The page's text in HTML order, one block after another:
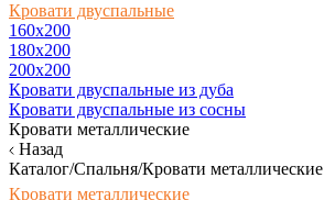
Кровати двуспальные
160х200
180x200
200x200
Кровати двуспальные из дуба
Кровати двуспальные из сосны
Кровати металлические
Назад
Каталог/Спальня/Кровати металлические
Кровати металлические